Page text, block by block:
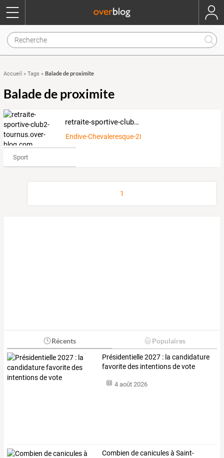
Accueil » Tags » Balade de proximite
Balade de proximite
retraite-sportive-club2-tournus.over-blog.com
Endive-Chevaleresque-2886920
Sport
1
Récents Populaires
Présidentielle 2027 : la candidature
favorite des intentions de vote
4 août 2026
Combien de canicules à Saint-